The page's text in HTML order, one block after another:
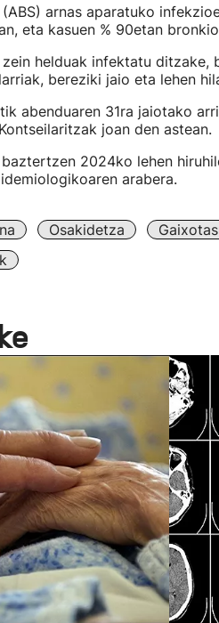
arnas aparatuko
eta kasuen % 90etan
helduak infektatu ditzake,
bereziki jaio eta lehen
abenduaren 31ra jaiotako
joan den astean.
2024ko lehen
arabera.
Osakidetza